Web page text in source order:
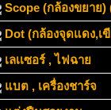
Scope (กล้องขยาย)
Dot (กล้องจุดแดง,เขี
เลเเซอร์ , ไฟฉาย
แบต , เครื่องชาร์จ